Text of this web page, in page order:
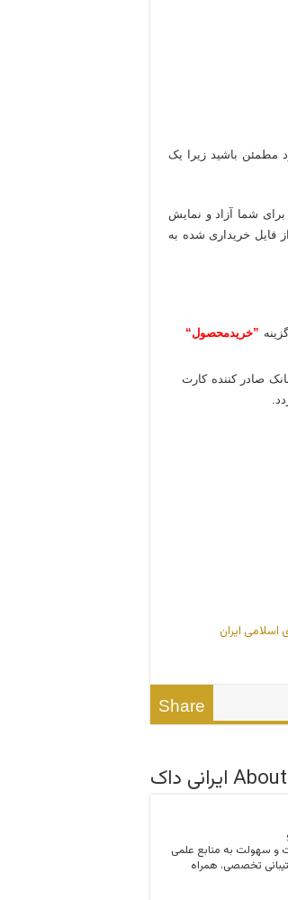
مطمئن باشید زیرا یک
برای شما آزاد و نمایش
فایل خریداری شده به
”خریدمحصول“
صادر کننده کارت
ایران
Share
About ایرانی داک
و سهولت به منابع علمی
تخصصی، همراه